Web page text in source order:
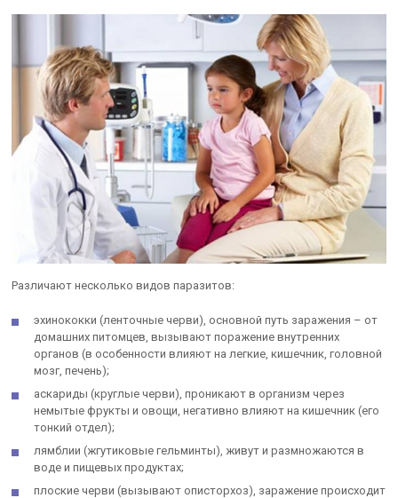
Различают несколько видов паразитов:
эхинококки (ленточные черви), основной путь заражения – от
домашних питомцев, вызывают поражение внутренних
органов (в особенности влияют на легкие, кишечник, головной
мозг, печень);
аскариды (круглые черви), проникают в организм через
немытые фрукты и овощи, негативно влияют на кишечник (его
тонкий отдел);
лямблии (жгутиковые гельминты), живут и размножаются в
воде и пищевых продуктах;
плоские черви (вызывают описторхоз), заражение происходит